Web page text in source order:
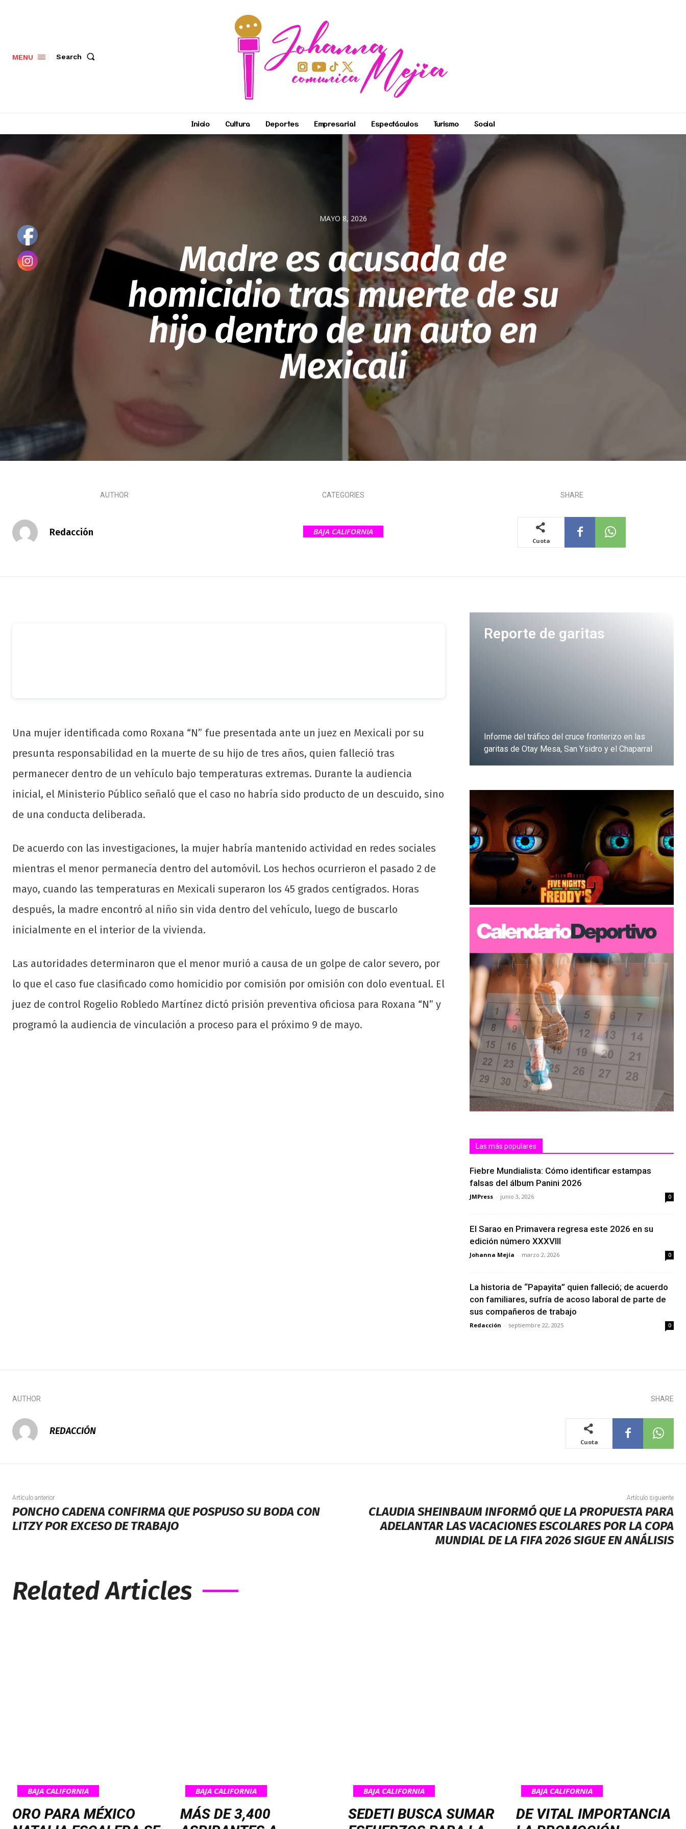
MENU Search
Inicio Cultura Deportes Empresarial Espectáculos Turismo Social
MAYO 8, 2026
Madre es acusada de
homicidio tras muerte de su
hijo dentro de un auto en
Mexicali
AUTHOR
Redacción
CATEGORIES
BAJA CALIFORNIA
SHARE
Cuota
Una mujer identificada como Roxana “N” fue presentada ante un juez en Mexicali por su
presunta responsabilidad en la muerte de su hijo de tres años, quien falleció tras
permanecer dentro de un vehículo bajo temperaturas extremas. Durante la audiencia
inicial, el Ministerio Público señaló que el caso no habría sido producto de un descuido, sino
de una conducta deliberada.
De acuerdo con las investigaciones, la mujer habría mantenido actividad en redes sociales
mientras el menor permanecía dentro del automóvil. Los hechos ocurrieron el pasado 2 de
mayo, cuando las temperaturas en Mexicali superaron los 45 grados centígrados. Horas
después, la madre encontró al niño sin vida dentro del vehículo, luego de buscarlo
inicialmente en el interior de la vivienda.
Las autoridades determinaron que el menor murió a causa de un golpe de calor severo, por
lo que el caso fue clasificado como homicidio por comisión por omisión con dolo eventual. El
juez de control Rogelio Robledo Martínez dictó prisión preventiva oficiosa para Roxana “N” y
programó la audiencia de vinculación a proceso para el próximo 9 de mayo.
Reporte de garitas
Informe del tráfico del cruce fronterizo en las
garitas de Otay Mesa, San Ysidro y el Chaparral
Dale clic
Las más populares
Fiebre Mundialista: Cómo identificar estampas
falsas del álbum Panini 2026
JMPress - junio 3, 2026 0
El Sarao en Primavera regresa este 2026 en su
edición número XXXVIII
Johanna Mejía - marzo 2, 2026 0
La historia de “Papayita” quien falleció; de acuerdo
con familiares, sufría de acoso laboral de parte de
sus compañeros de trabajo
Redacción - septiembre 22, 2025 0
AUTHOR
REDACCIÓN
SHARE
Cuota
Artículo anterior
PONCHO CADENA CONFIRMA QUE POSPUSO SU BODA CON
LITZY POR EXCESO DE TRABAJO
Artículo siguiente
CLAUDIA SHEINBAUM INFORMÓ QUE LA PROPUESTA PARA
ADELANTAR LAS VACACIONES ESCOLARES POR LA COPA
MUNDIAL DE LA FIFA 2026 SIGUE EN ANÁLISIS
Related Articles
BAJA CALIFORNIA
ORO PARA MÉXICO
BAJA CALIFORNIA
MÁS DE 3,400
BAJA CALIFORNIA
SEDETI BUSCA SUMAR
BAJA CALIFORNIA
DE VITAL IMPORTANCIA